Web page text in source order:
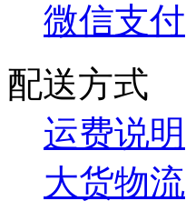
微信支付
配送方式
运费说明
大货物流